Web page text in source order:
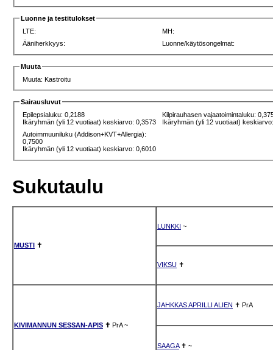
Luonne ja testitulokset
LTE:
MH:
Ääniherkkyys:
Luonne/käytösongelmat:
Muuta
Muuta: Kastroitu
Sairausluvut
Epilepsialuku: 0,2188
Ikäryhmän (yli 12 vuotiaat) keskiarvo: 0,3573
Kilpirauhasen vajaatoimintaluku:
Ikäryhmän (yli 12 vuotiaat)
Autoimmuuniluku (Addison+KVT+Allergia):
0,7500
Ikäryhmän (yli 12 vuotiaat) keskiarvo: 0,6010
Sukutaulu
MUSTI ✝
LUNKKI ~
VIKSU ✝
KIVIMANNUN SESSAN-APIS ✝ PrA ~
JAHKKAS APRILLI ALIEN ✝ PrA
SAAGA✝ ~